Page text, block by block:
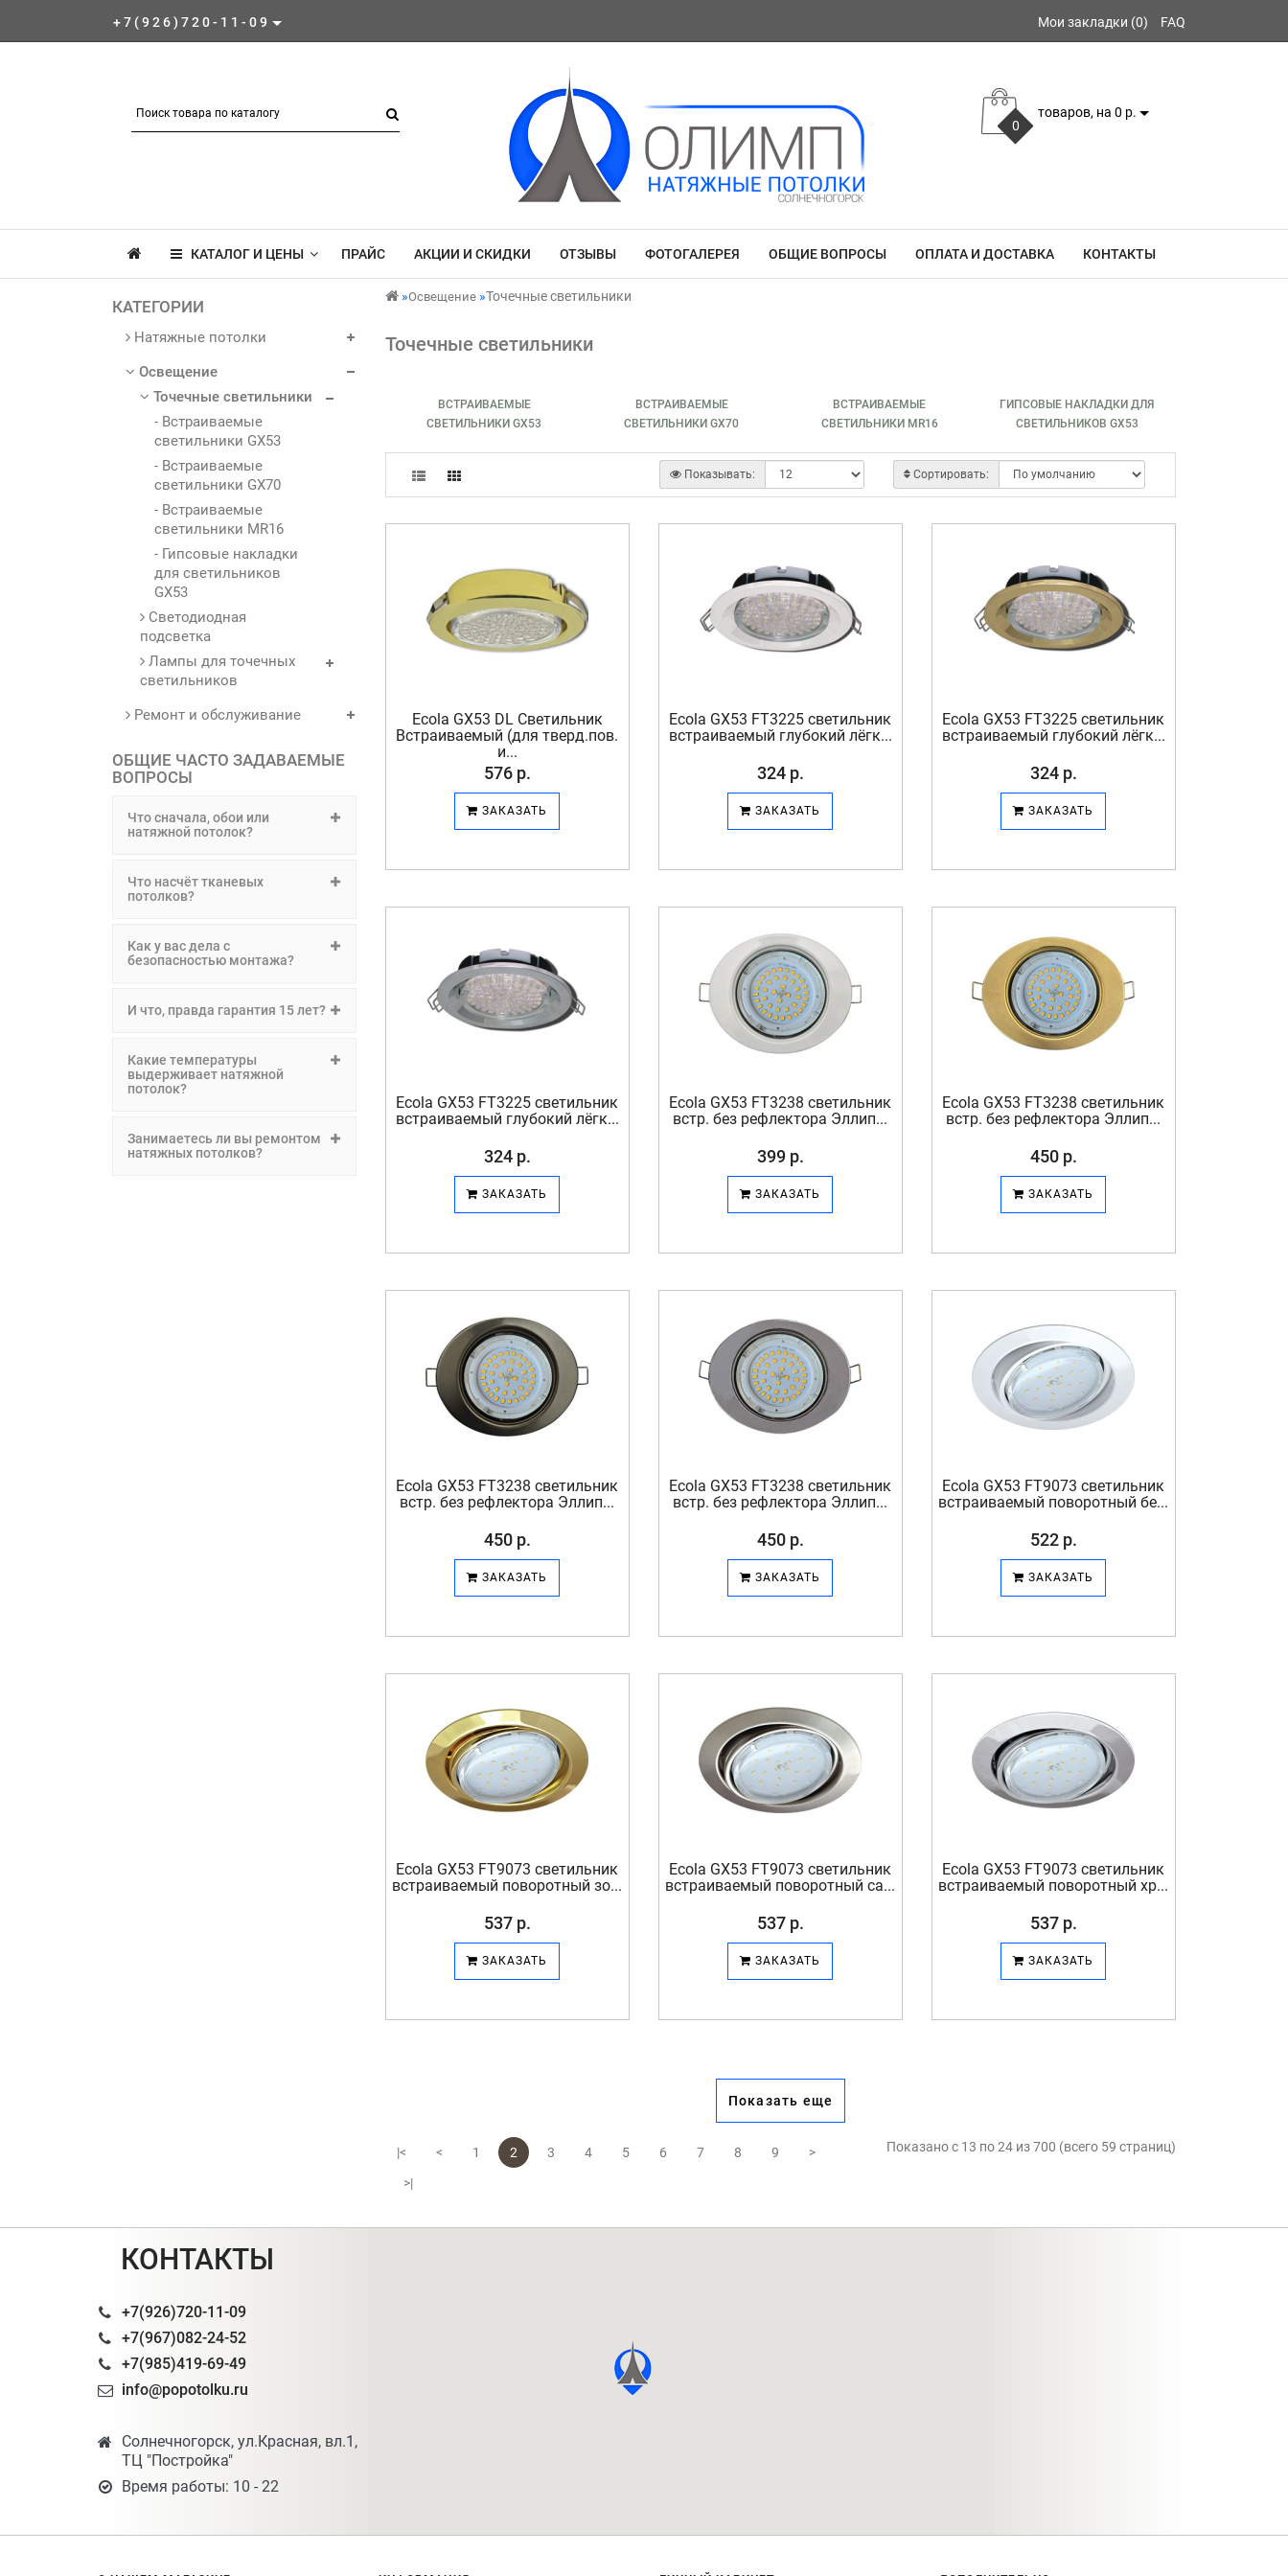
+7(926)720-11-09 Мои закладки (0) FAQ
0
товаров, на 0 р.
КАТАЛОГ И ЦЕНЫ ПРАЙС АКЦИИ И СКИДКИ ОТЗЫВЫ ФОТОГАЛЕРЕЯ ОБЩИЕ ВОПРОСЫ ОПЛАТА И ДОСТАВКА КОНТАКТЫ
КАТЕГОРИИ
Натяжные потолки
Освещение
Точечные светильники
- Встраиваемые
светильники GX53
- Встраиваемые
светильники GX70
- Встраиваемые
светильники MR16
- Гипсовые накладки
для светильников
GX53
Светодиодная
подсветка
Лампы для точечных
светильников
Ремонт и обслуживание
ОБЩИЕ ЧАСТО ЗАДАВАЕМЫЕ
ВОПРОСЫ
Что сначала, обои или
натяжной потолок?
Что насчёт тканевых
потолков?
Как у вас дела с
безопасностью монтажа?
И что, правда гарантия 15 лет?
Какие температуры
выдерживает натяжной
потолок?
Занимаетесь ли вы ремонтом
натяжных потолков?
Освещение Точечные светильники
Точечные светильники
ВСТРАИВАЕМЫЕ
СВЕТИЛЬНИКИ GX53
ВСТРАИВАЕМЫЕ
СВЕТИЛЬНИКИ GX70
ВСТРАИВАЕМЫЕ
СВЕТИЛЬНИКИ MR16
ГИПСОВЫЕ НАКЛАДКИ ДЛЯ
СВЕТИЛЬНИКОВ GX53
Сортировать:
Показывать:
Ecola GX53 DL Светильник
Встраиваемый (для тверд.пов.
и...
576 р.
ЗАКАЗАТЬ
Ecola GX53 FT3225 светильник
встраиваемый глубокий лёгк...
324 р.
ЗАКАЗАТЬ
Ecola GX53 FT3225 светильник
встраиваемый глубокий лёгк...
324 р.
ЗАКАЗАТЬ
Ecola GX53 FT3225 светильник
встраиваемый глубокий лёгк...
324 р.
ЗАКАЗАТЬ
Ecola GX53 FT3238 светильник
встр. без рефлектора Эллип...
399 р.
ЗАКАЗАТЬ
Ecola GX53 FT3238 светильник
встр. без рефлектора Эллип...
450 р.
ЗАКАЗАТЬ
Ecola GX53 FT3238 светильник
встр. без рефлектора Эллип...
450 р.
ЗАКАЗАТЬ
Ecola GX53 FT3238 светильник
встр. без рефлектора Эллип...
450 р.
ЗАКАЗАТЬ
Ecola GX53 FT9073 светильник
встраиваемый поворотный бе...
522 р.
ЗАКАЗАТЬ
Ecola GX53 FT9073 светильник
встраиваемый поворотный зо...
537 р.
ЗАКАЗАТЬ
Ecola GX53 FT9073 светильник
встраиваемый поворотный са...
537 р.
ЗАКАЗАТЬ
Ecola GX53 FT9073 светильник
встраиваемый поворотный хр...
537 р.
ЗАКАЗАТЬ
Показать еще
|< < 1 2 3 4 5 6 7 8 9
>
>|
Показано с 13 по 24 из 700 (всего 59 страниц)
КОНТАКТЫ
+7(926)720-11-09
+7(967)082-24-52
+7(985)419-69-49
info@popotolku.ru
Солнечногорск, ул.Красная, вл.1,
ТЦ "Постройка"
Время работы: 10 - 22